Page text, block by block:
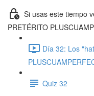
Si usas este tiempo
PRETÉRITO
Día 32: Los
Quiz 32